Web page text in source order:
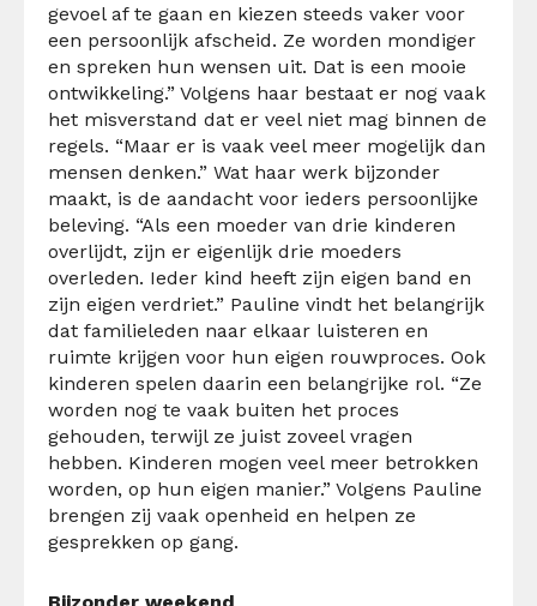
gevoel af te gaan en kiezen steeds vaker voor
een persoonlijk afscheid. Ze worden mondiger
en spreken hun wensen uit. Dat is een mooie
ontwikkeling.” Volgens haar bestaat er nog vaak
het misverstand dat er veel niet mag binnen de
regels. “Maar er is vaak veel meer mogelijk dan
mensen denken.” Wat haar werk bijzonder
maakt, is de aandacht voor ieders persoonlijke
beleving. “Als een moeder van drie kinderen
overlijdt, zijn er eigenlijk drie moeders
overleden. Ieder kind heeft zijn eigen band en
zijn eigen verdriet.” Pauline vindt het belangrijk
dat familieleden naar elkaar luisteren en
ruimte krijgen voor hun eigen rouwproces. Ook
kinderen spelen daarin een belangrijke rol. “Ze
worden nog te vaak buiten het proces
gehouden, terwijl ze juist zoveel vragen
hebben. Kinderen mogen veel meer betrokken
worden, op hun eigen manier.” Volgens Pauline
brengen zij vaak openheid en helpen ze
gesprekken op gang.